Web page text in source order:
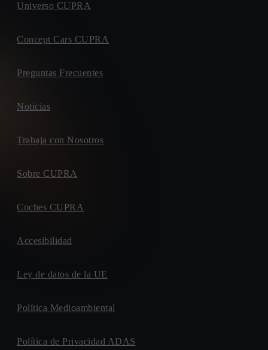
Universo CUPRA
Concept Cars CUPRA
Preguntas Frecuentes
Noticias
Trabaja con Nosotros
Sobre CUPRA
Coches CUPRA
Accesibilidad
Ley de datos de la UE
Política Medioambiental
Política de Privacidad ADAS